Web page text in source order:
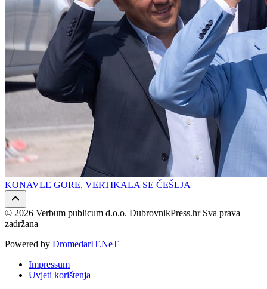
KONAVLE GORE, VERTIKALA SE ČEŠLJA
© 2026 Verbum publicum d.o.o. DubrovnikPress.hr Sva prava
zadržana
Powered by DromedarIT.NeT
Impressum
Uvjeti korištenja